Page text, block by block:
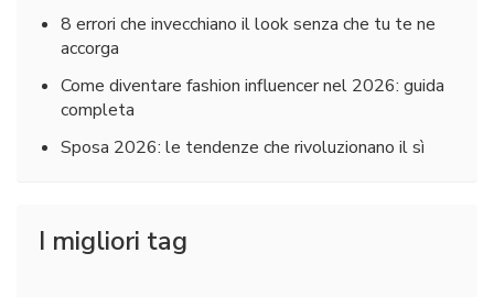
8 errori che invecchiano il look senza che tu te ne
accorga
Come diventare fashion influencer nel 2026: guida
completa
Sposa 2026: le tendenze che rivoluzionano il sì
I migliori tag